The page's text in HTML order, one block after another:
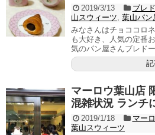
2019/3/13 ブレ
山スウィーツ, 葉山パン
みなさんはチョココロ
も大好き、人気の定番
気のパン屋さんブレド
マーロウ葉山店
混雑状況 ランチ
2019/1/18 マー
葉山スウィーツ